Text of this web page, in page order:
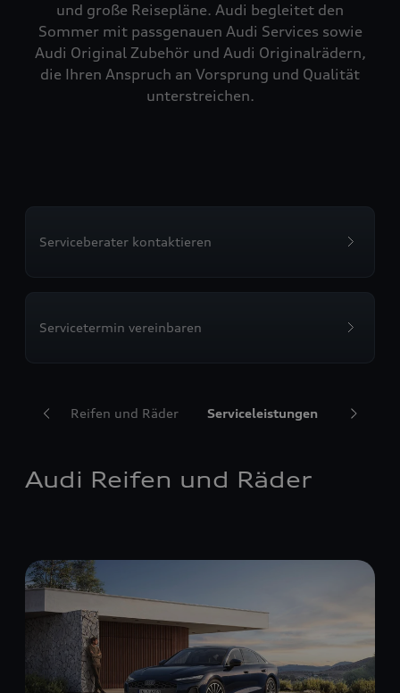
und große Reisepläne. Audi begleitet den
Sommer mit passgenauen Audi Services sowie
Audi Original Zubehör und Audi Originalrädern,
die Ihren Anspruch an Vorsprung und Qualität
unterstreichen.
Serviceberater kontaktieren
Servicetermin vereinbaren
Audi Reifen und Räder Serviceleistungen
Audi Reifen und Räder